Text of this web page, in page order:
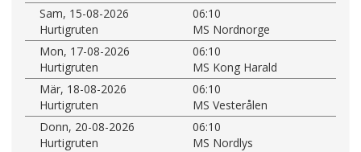
Sam, 15-08-2026
06:10
Hurtigruten
MS Nordnorge
Mon, 17-08-2026
06:10
Hurtigruten
MS Kong Harald
Mär, 18-08-2026
06:10
Hurtigruten
MS Vesterålen
Donn, 20-08-2026
06:10
Hurtigruten
MS Nordlys